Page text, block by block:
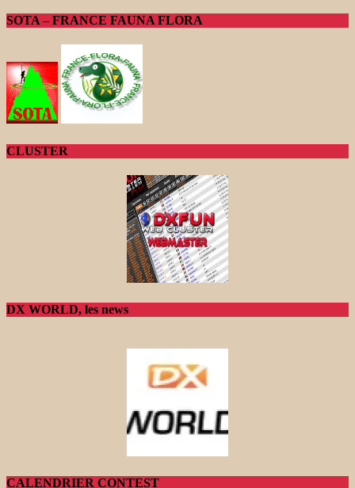
SOTA – FRANCE FAUNA FLORA
CLUSTER
DX WORLD, les news
CALENDRIER CONTEST